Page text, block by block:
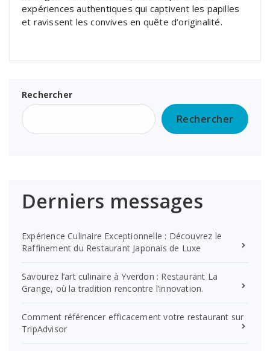
expériences authentiques qui captivent les papilles
et ravissent les convives en quête d’originalité.
Rechercher
Rechercher
Derniers messages
Expérience Culinaire Exceptionnelle : Découvrez le
Raffinement du Restaurant Japonais de Luxe
Savourez l’art culinaire à Yverdon : Restaurant La
Grange, où la tradition rencontre l’innovation.
Comment référencer efficacement votre restaurant sur
TripAdvisor